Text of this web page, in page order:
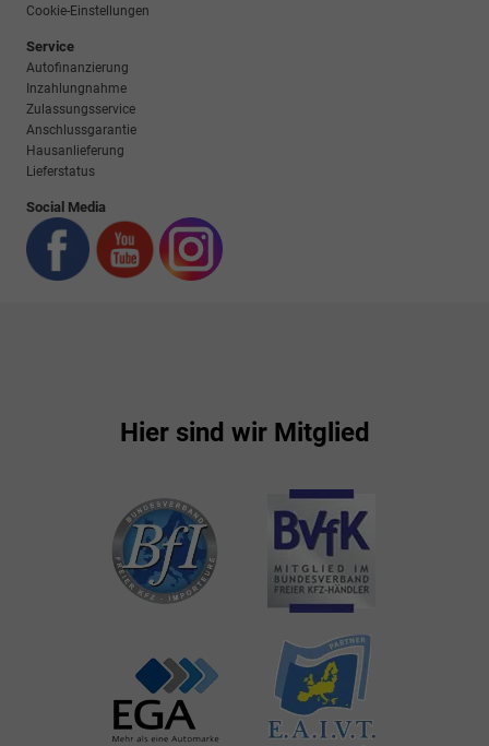
Cookie-Einstellungen
Service
Autofinanzierung
Inzahlungnahme
Zulassungsservice
Anschlussgarantie
Hausanlieferung
Lieferstatus
Social Media
Hier sind wir Mitglied